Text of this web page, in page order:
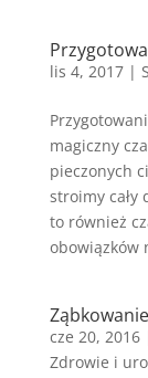
lis 4, 2017|
magiczny
pieczonych
stroimy cały
to również
obowiązków
cze 20, 2016
Zdrowie i